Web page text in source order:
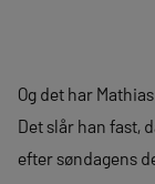
Og det har
Det slår han fast,
efter søndagens